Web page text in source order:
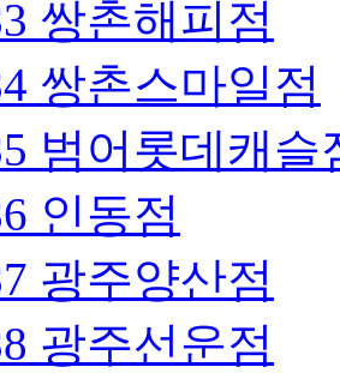
쌍촌해피점
쌍촌스마일점
범어롯데캐슬
인동점
광주양산점
광주선운점